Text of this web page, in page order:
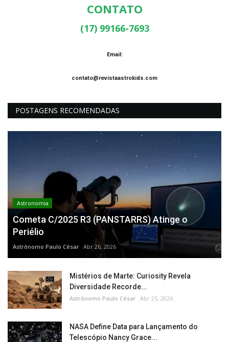
CONTATO
(17) 99166-7693
Email:
contato@revistaastrokids.com
POSTAGENS RECOMENDADAS
Astronomia
Cometa C/2025 R3 (PANSTARRS) Atinge o
Periélio
Astrônomo Paulo César Abr 26, 2026
Mistérios de Marte: Curiosity Revela
Diversidade Recorde...
Astrônomo Paulo César Abr 25, 2026
NASA Define Data para Lançamento do
Telescópio Nancy Grace...